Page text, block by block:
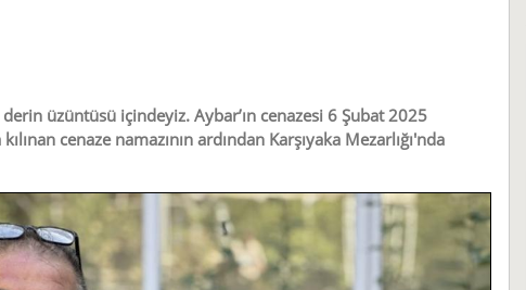
üzüntüsü içindeyiz. Aybar’ın cenazesi 6 Şubat 2025
cenaze namazının ardından Karşıyaka Mezarlığı'nda